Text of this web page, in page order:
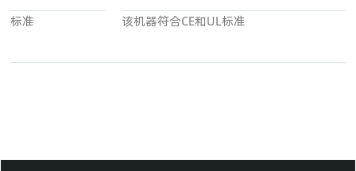
标准 该机器符合CE和UL标准